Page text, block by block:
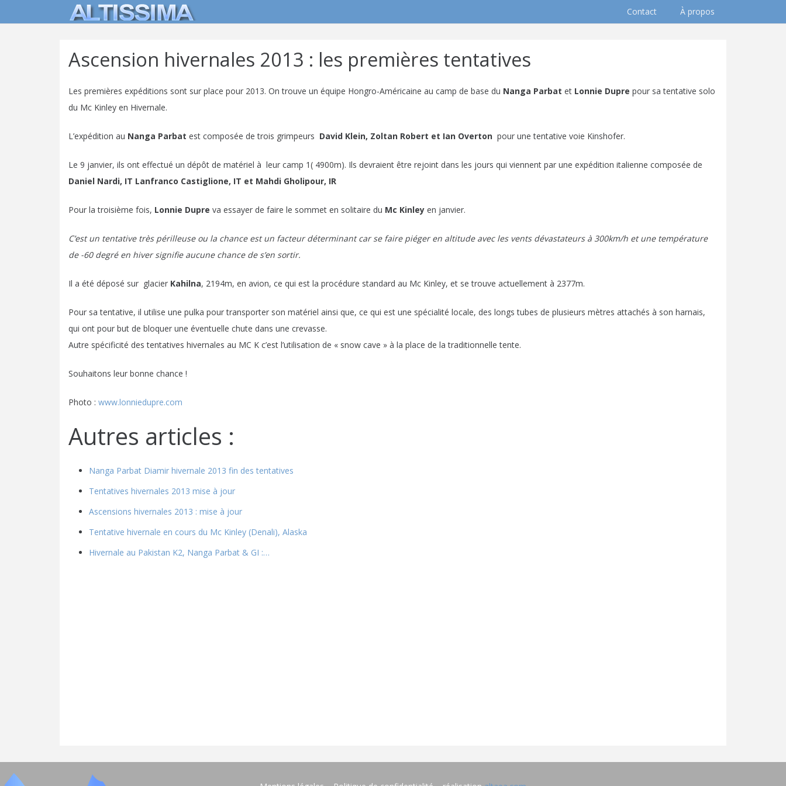
Contact À propos
Ascension hivernales 2013 : les premières tentatives
Les premières expéditions sont sur place pour 2013. On trouve un équipe Hongro-Américaine au camp de base du Nanga Parbat et Lonnie Dupre pour sa tentative solo
du Mc Kinley en Hivernale.
L’expédition au Nanga Parbat est composée de trois grimpeurs David Klein, Zoltan Robert et Ian Overton pour une tentative voie Kinshofer.
Le 9 janvier, ils ont effectué un dépôt de matériel à leur camp 1( 4900m). Ils devraient être rejoint dans les jours qui viennent par une expédition italienne composée de
Daniel Nardi, IT Lanfranco Castiglione, IT et Mahdi Gholipour, IR
Pour la troisième fois, Lonnie Dupre va essayer de faire le sommet en solitaire du Mc Kinley en janvier.
C’est un tentative très périlleuse ou la chance est un facteur déterminant car se faire piéger en altitude avec les vents dévastateurs à 300km/h et une température
de -60 degré en hiver signifie aucune chance de s’en sortir.
Il a été déposé sur glacier Kahilna, 2194m, en avion, ce qui est la procédure standard au Mc Kinley, et se trouve actuellement à 2377m.
Pour sa tentative, il utilise une pulka pour transporter son matériel ainsi que, ce qui est une spécialité locale, des longs tubes de plusieurs mètres attachés à son harnais,
qui ont pour but de bloquer une éventuelle chute dans une crevasse.
Autre spécificité des tentatives hivernales au MC K c’est l’utilisation de « snow cave » à la place de la traditionnelle tente.
Souhaitons leur bonne chance !
Photo : www.lonniedupre.com
Autres articles :
Nanga Parbat Diamir hivernale 2013 fin des tentatives
Tentatives hivernales 2013 mise à jour
Ascensions hivernales 2013 : mise à jour
Tentative hivernale en cours du Mc Kinley (Denali), Alaska
Hivernale au Pakistan K2, Nanga Parbat & GI :…